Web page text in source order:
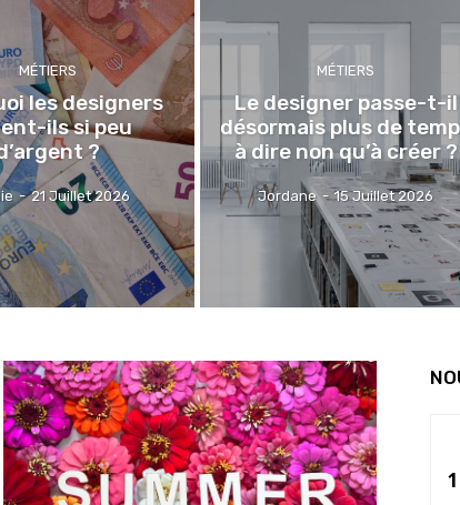
MÉTIERS
les designers
ils si peu
?
- 21 Juillet 2026
MÉTIERS
Le designer passe-t-il
désormais plus de
à dire non qu’à créer ?
Jordane - 15 Juillet 2026